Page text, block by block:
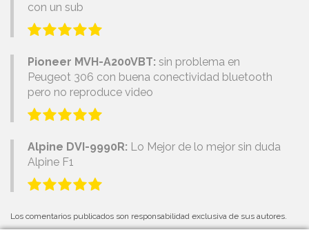
con un sub
Pioneer MVH-A200VBT: sin problema en
Peugeot 306 con buena conectividad bluetooth
pero no reproduce video
Alpine DVI-9990R: Lo Mejor de lo mejor sin duda
Alpine F1
Los comentarios publicados son responsabilidad exclusiva de sus autores.